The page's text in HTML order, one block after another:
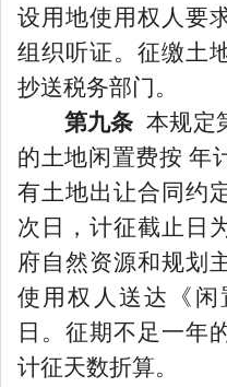
设用地使用权人要
组织听证。征缴土
抄送税务部门。
第九条 本规定
的土地闲置费按 年
有土地出让合同约
次日，计征截止日
府自然资源和规划
使用权人送达《闲
日。征期不足一年
计征天数折算。